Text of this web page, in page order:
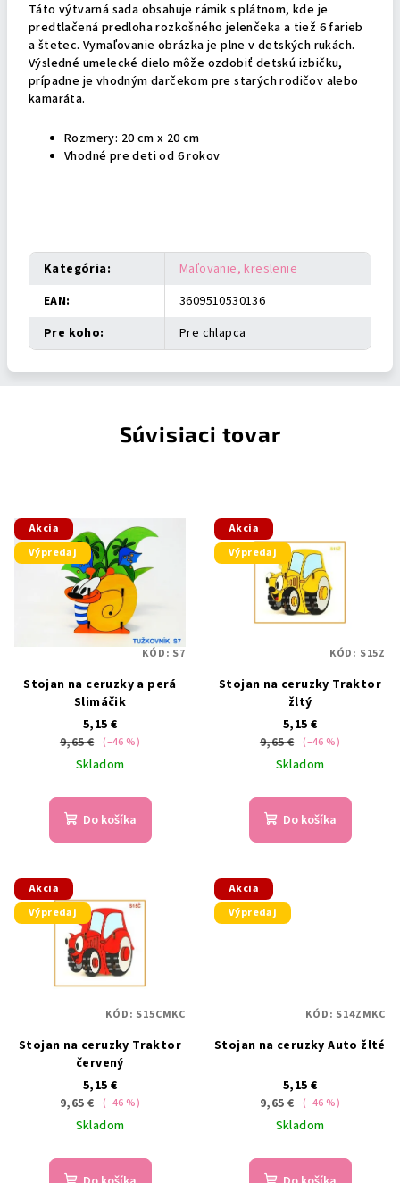
Táto výtvarná sada obsahuje rámik s plátnom, kde je
predtlačená predloha rozkošného jelenčeka a tiež 6 farieb
a štetec. Vymaľovanie obrázka je plne v detských rukách.
Výsledné umelecké dielo môže ozdobiť detskú izbičku,
prípadne je vhodným darčekom pre starých rodičov alebo
kamaráta.
Rozmery: 20 cm x 20 cm
Vhodné pre deti od 6 rokov
Kategória:
Maľovanie, kreslenie
EAN:
3609510530136
Pre koho: Pre chlapca
Súvisiaci tovar
Akcia
Výpredaj
Stojan na ceruzky a perá
Slimáčik
5,15 €
9,65 € (–46 %)
Skladom
Do košíka
KÓD: S7
Akcia
Výpredaj
Stojan na ceruzky Traktor
žltý
5,15 €
9,65 € (–46 %)
Skladom
Do košíka
KÓD: S15Z
Akcia
Výpredaj
Stojan na ceruzky Traktor
červený
5,15 €
9,65 € (–46 %)
Skladom
KÓD: S15CMKC
Akcia
Výpredaj
Stojan na ceruzky Auto žlté
5,15 €
9,65 € (–46 %)
Skladom
KÓD: S14ZMKC